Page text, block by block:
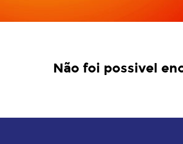
Não foi possivel